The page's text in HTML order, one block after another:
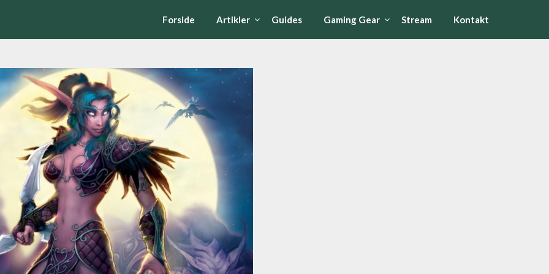
Forside Artikler Guides Gaming Gear Stream Kontakt